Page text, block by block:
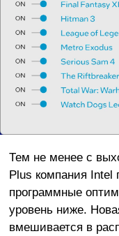
Тем не менее с
Plus компания Intel
программные
уровень ниже.
вмешивается в